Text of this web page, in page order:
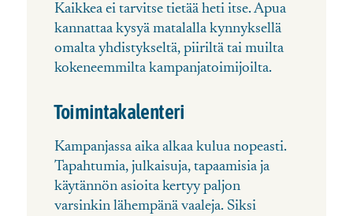
Kaikkea ei tarvitse tietää heti itse. Apua
kannattaa kysyä matalalla kynnyksellä
omalta yhdistykseltä, piiriltä tai muilta
kokeneemmilta kampanjatoimijoilta.
Toimintakalenteri
Kampanjassa aika alkaa kulua nopeasti.
Tapahtumia, julkaisuja, tapaamisia ja
käytännön asioita kertyy paljon
varsinkin lähempänä vaaleja. Siksi